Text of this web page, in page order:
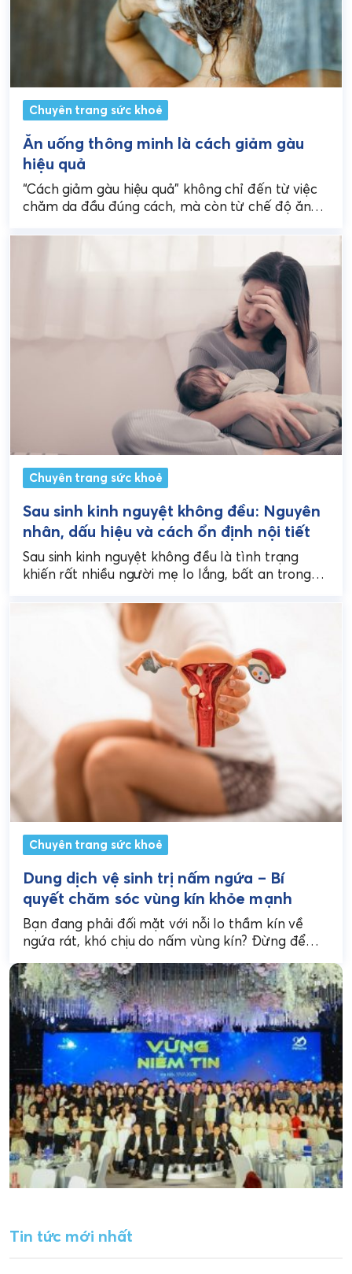
Chuyên trang sức khoẻ
Ăn uống thông minh là cách giảm gàu
hiệu quả
“Cách giảm gàu hiệu quả” không chỉ đến từ việc
chăm da đầu đúng cách, mà còn từ chế độ ăn
Chuyên trang sức khoẻ
Sau sinh kinh nguyệt không đều: Nguyên
nhân, dấu hiệu và cách ổn định nội tiết
Sau sinh kinh nguyệt không đều là tình trạng
khiến rất nhiều người mẹ lo lắng, bất an trong
Chuyên trang sức khoẻ
Dung dịch vệ sinh trị nấm ngứa – Bí
quyết chăm sóc vùng kín khỏe mạnh
Bạn đang phải đối mặt với nỗi lo thầm kín về
ngứa rát, khó chịu do nấm vùng kín? Đừng để
Tin tức mới nhất